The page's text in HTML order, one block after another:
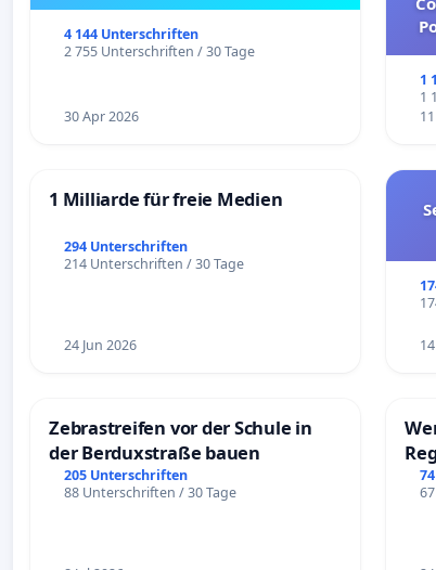
4 144 Unterschriften
2 755 Unterschriften / 30 Tage
30 Apr 2026
1
1
1 Milliarde für freie Medien
294 Unterschriften
214 Unterschriften / 30 Tage
24 Jun 2026
Zebrastreifen vor der Schule in
der Berduxstraße bauen
205 Unterschriften
88 Unterschriften / 30 Tage